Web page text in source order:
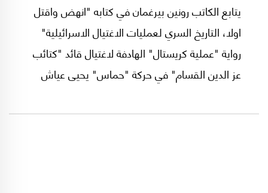
يتابع الكاتب رونين بيرغمان في كتابه "انهض واقتل
اولا، التاريخ السري لعمليات الاغتيال الاسرائيلية"
رواية "عملية كريستال" الهادفة لاغتيال قائد "كتائب
عز الدين القسام" في حركة "حماس" يحيى عياش
السياسيين والعسكريين والامنيين في الكيان